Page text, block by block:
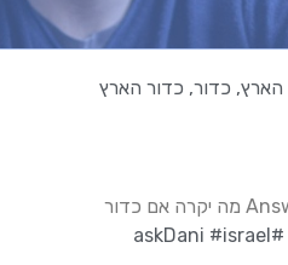
הארץ, כדור, כדור הארץ
Answer to @tzadok8787 מה יקרה אם כדור
#askDani
#israel